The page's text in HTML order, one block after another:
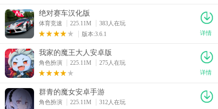
绝对赛车汉化版
体育竞速 225.11M
383人在玩
版本:3.6.1
详情
我家的魔王大人安卓版
角色扮演 225.11M
275人在玩
详情
群青的魔女安卓手游
角色扮演 225.11M
312人在玩